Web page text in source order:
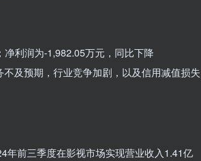
利润为-1,982.05万元，同比下降
及预期，行业竞争加剧，以及信用减值损失
年前三季度在影视市场实现营业收入1.41亿